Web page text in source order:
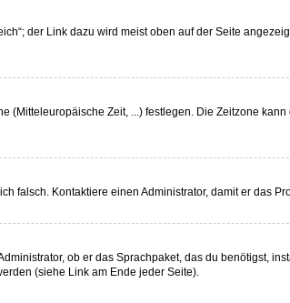
der Link dazu wird meist oben auf der Seite
(Mitteleuropäische Zeit, ...) festlegen. Die Zeitzone kann
falsch. Kontaktiere einen Administrator, damit er das
ob er das Sprachpaket, das du benötigst,
(siehe Link am Ende jeder Seite).